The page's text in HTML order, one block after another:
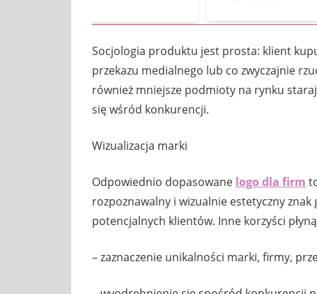
Socjologia produktu jest prosta: klient
przekazu medialnego lub co zwyczajnie
również mniejsze podmioty na rynku
się wśród konkurencji.
Wizualizacja marki
Odpowiednio dopasowane logo dla firm
rozpoznawalny i wizualnie estetyczny
potencjalnych klientów. Inne korzyści
– zaznaczenie unikalności marki, firmy,